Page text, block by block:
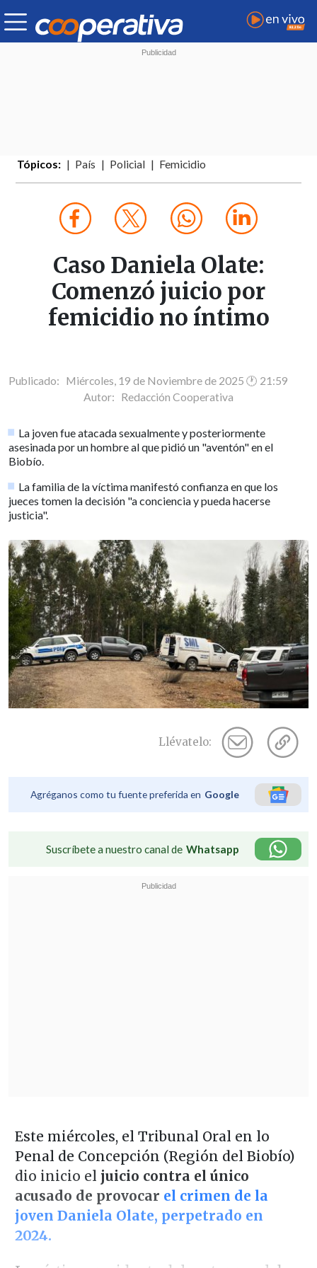
Tópicos: País Policial Femicidio
Caso Daniela Olate:
Comenzó juicio por
femicidio no íntimo
Publicado: Miércoles, 19 de Noviembre de 2025 🕐 21:59
Autor: Redacción Cooperativa
La joven fue atacada sexualmente y posteriormente
asesinada por un hombre al que pidió un "aventón" en el
Biobío.
La familia de la víctima manifestó confianza en que los
jueces tomen la decisión "a conciencia y pueda hacerse
justicia".
Llévatelo:
Agréganos como tu fuente preferida en Google
Suscríbete a nuestro canal de Whatsapp
Este miércoles, el Tribunal Oral en lo
Penal de Concepción (Región del Biobío)
dio inicio el juicio contra el único
acusado de provocar el crimen de la
joven Daniela Olate, perpetrado en
2024.